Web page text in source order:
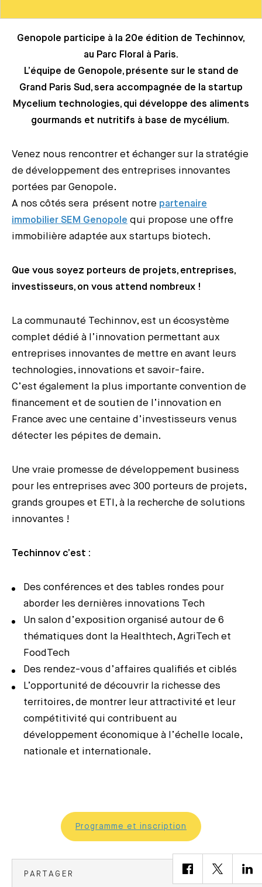
Genopole participe à la 20e édition de Techinnov,
au Parc Floral à Paris.
L’équipe de Genopole, présente sur le stand de
Grand Paris Sud, sera accompagnée de la startup
Mycelium technologies, qui développe des aliments
gourmands et nutritifs à base de mycélium.
Venez nous rencontrer et échanger sur la stratégie
de développement des entreprises innovantes
portées par Genopole.
A nos côtés sera présent notre partenaire
immobilier SEM Genopole qui propose une offre
immobilière adaptée aux startups biotech.
Que vous soyez porteurs de projets, entreprises,
investisseurs, on vous attend nombreux !
La communauté Techinnov, est un écosystème
complet dédié à l’innovation permettant aux
entreprises innovantes de mettre en avant leurs
technologies, innovations et savoir-faire.
C’est également la plus importante convention de
financement et de soutien de l’innovation en
France avec une centaine d’investisseurs venus
détecter les pépites de demain.
Une vraie promesse de développement business
pour les entreprises avec 300 porteurs de projets,
grands groupes et ETI, à la recherche de solutions
innovantes !
Techinnov c’est :
Des conférences et des tables rondes pour
aborder les dernières innovations Tech
Un salon d’exposition organisé autour de 6
thématiques dont la Healthtech, AgriTech et
FoodTech
Des rendez-vous d’affaires qualifiés et ciblés
L’opportunité de découvrir la richesse des
territoires, de montrer leur attractivité et leur
compétitivité qui contribuent au
développement économique à l’échelle locale,
nationale et internationale.
Programme et inscription
PARTAGER